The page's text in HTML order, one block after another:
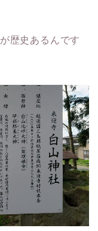
歴史あるんです